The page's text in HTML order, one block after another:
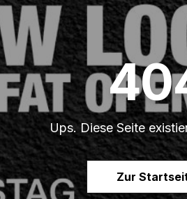
Ups. Diese Seite
Zur